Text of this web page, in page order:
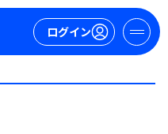
ログイン